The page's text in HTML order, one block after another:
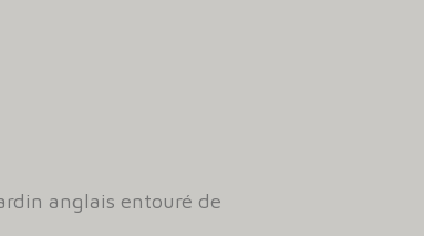
anglais entouré de